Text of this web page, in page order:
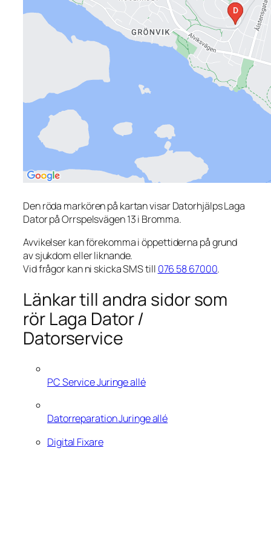
Den röda markören på kartan visar Datorhjälps Laga
Dator på Orrspelsvägen 13 i Bromma.
Avvikelser kan förekomma i öppettiderna på grund
av sjukdom eller liknande.
Vid frågor kan ni skicka SMS till 076 58 67000.
Länkar till andra sidor som
rör Laga Dator /
Datorservice
PC Service Juringe allé
Datorreparation Juringe allé
Digital Fixare